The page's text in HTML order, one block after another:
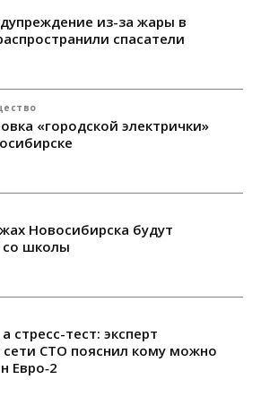
из-за жары в
спасатели
«городской электрички»
Новосибирска будут
со школы
стресс-тест: эксперт
сети СТО пояснил кому можно
Евро‑2